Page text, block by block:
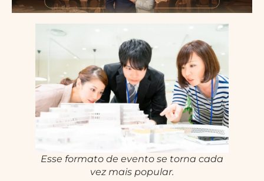
Esse formato de evento se torna cada
vez mais popular.